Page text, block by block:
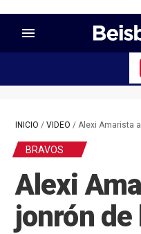
menu
INICIO / VIDEO / Alexi Amarista
BRAVOS
Alexi
jonrón de